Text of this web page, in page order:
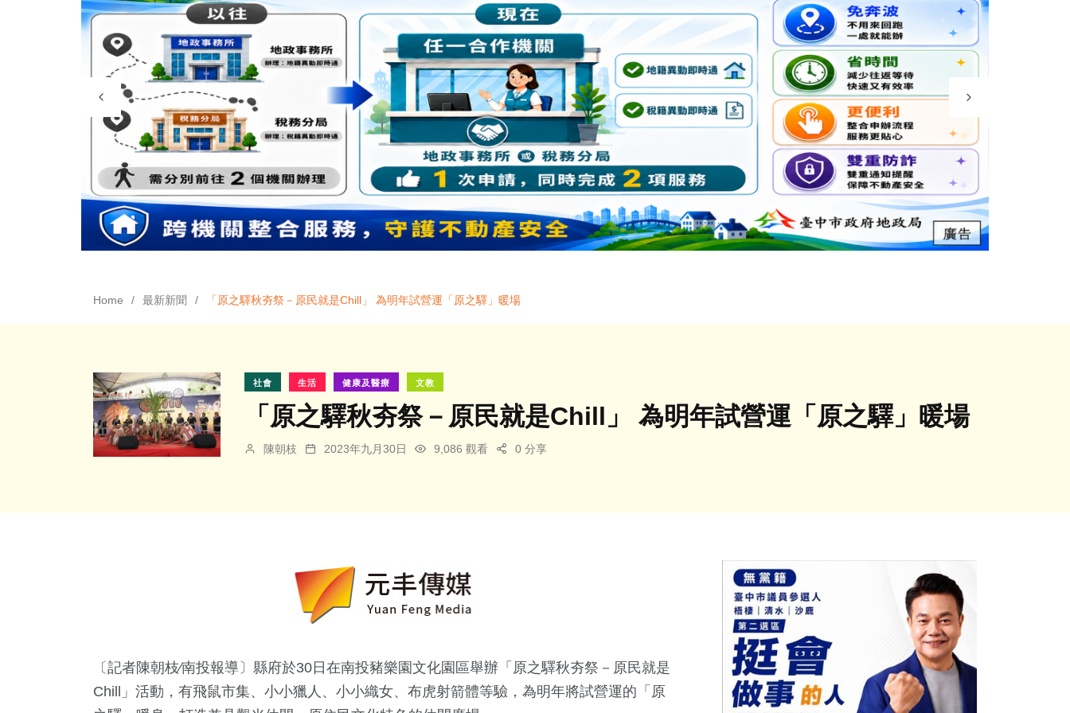
Home 最新新聞 「原之驛秋夯祭－原民就是Chill」 為明年試營運「原之驛」暖場
社會 生活 健康及醫療 文教
「原之驛秋夯祭－原民就是Chill」 為明年試營運「原之驛」暖場
陳朝枝 2023年九月30日 9,086 觀看 0 分享
〔記者陳朝枝∕南投報導〕縣府於30日在南投豬樂園文化園區舉辦「原之驛秋夯祭－原民就是
Chill」活動，有飛鼠市集、小小獵人、小小織女、布虎射箭體等驗，為明年將試營運的「原